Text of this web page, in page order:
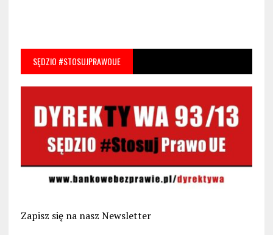
SĘDZIO #STOSUJPRAWOUE
Zapisz się na nasz Newsletter